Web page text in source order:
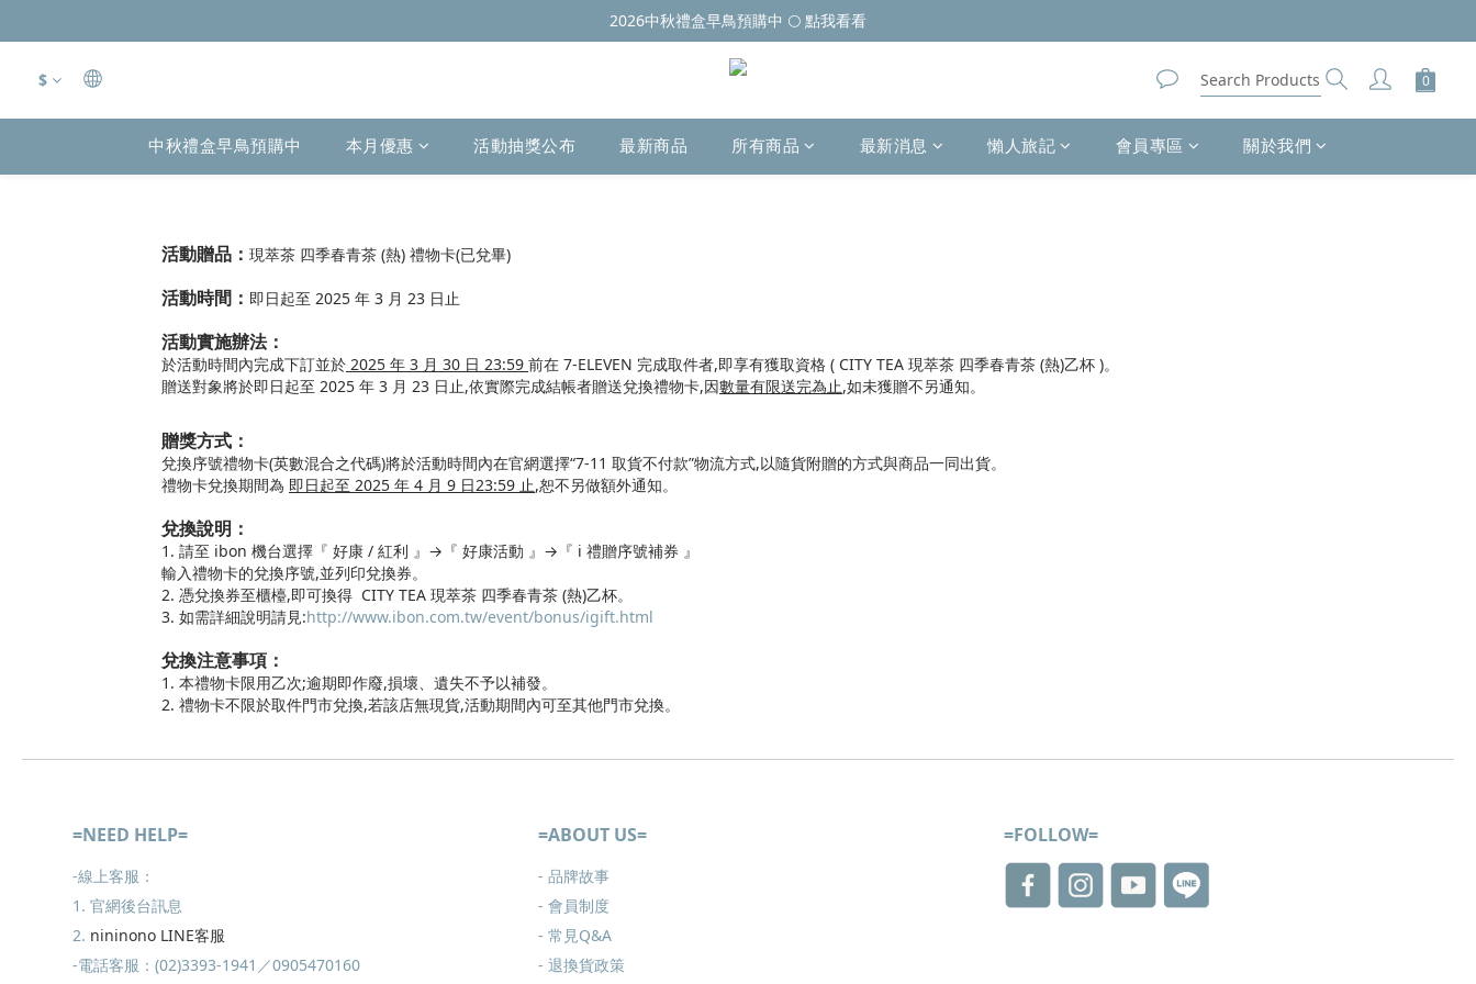
2026中秋禮盒早鳥預購中 🌕 點我看看
$
中秋禮盒早鳥預購中 本月優惠 活動抽獎公布 最新商品 所有商品 最新消息 懶人旅記 會員專區 關於我們
活動贈品： 現萃茶 四季春青茶 (熱) 禮物卡(已兌畢)
活動時間： 即日起至 2025 年 3 月 23 日止
活動實施辦法：
於活動時間內完成下訂並於 2025 年 3 月 30 日 23:59 前在 7-ELEVEN 完成取件者,即享有獲取資格 ( CITY TEA 現萃茶 四季春青茶 (熱)乙杯 )。
贈送對象將於即日起至 2025 年 3 月 23 日止,依實際完成結帳者贈送兌換禮物卡,因數量有限送完為止,如未獲贈不另通知。
贈獎方式：
兌換序號禮物卡(英數混合之代碼)將於活動時間內在官網選擇“7-11 取貨不付款”物流方式,以隨貨附贈的方式與商品一同出貨。
禮物卡兌換期間為 即日起至 2025 年 4 月 9 日23:59 止,恕不另做額外通知。
兌換說明：
1. 請至 ibon 機台選擇『 好康 / 紅利 』→『 好康活動 』→『 i 禮贈序號補券 』
輸入禮物卡的兌換序號,並列印兌換券。
2. 憑兌換券至櫃檯,即可換得 CITY TEA 現萃茶 四季春青茶 (熱)乙杯。
3. 如需詳細說明請見:http://www.ibon.com.tw/event/bonus/igift.html
兌換注意事項：
1. 本禮物卡限用乙次;逾期即作廢,損壞、遺失不予以補發。
2. 禮物卡不限於取件門市兌換,若該店無現貨,活動期間內可至其他門市兌換。
=NEED HELP=
-線上客服：
1. 官網後台訊息
2. nininono LINE客服
-電話客服：(02)3393-1941／0905470160
=ABOUT US=
- 品牌故事
- 會員制度
- 常見Q&A
- 退換貨政策
=FOLLOW=